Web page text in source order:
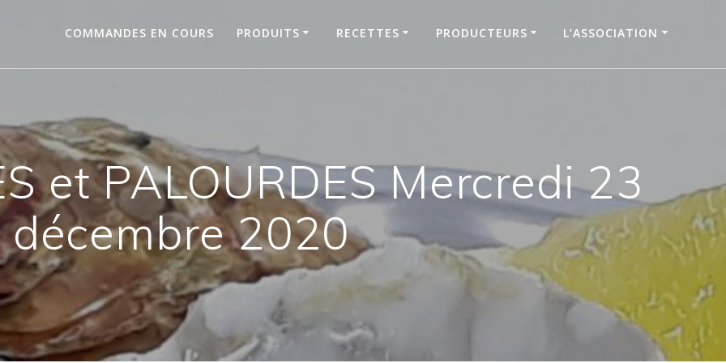
COMMANDES EN COURS PRODUITS RECETTES PRODUCTEURS L’ASSOCIATION
et PALOURDES Mercredi 23
décembre 2020